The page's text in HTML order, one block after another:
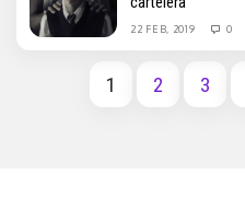
22 FEB, 2019 0
1 2 3